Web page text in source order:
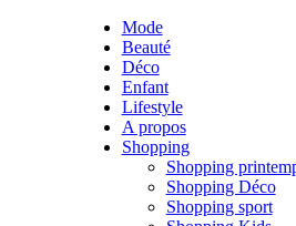
Mode
Beauté
Déco
Enfant
Lifestyle
A propos
Shopping
Shopping
Shopping Déco
Shopping sport